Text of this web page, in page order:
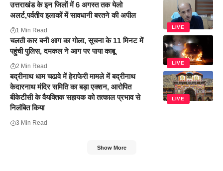
LIVE
उत्तराखंड के इन जिलों में 6 अगस्त तक येलो
अलर्ट,पर्वतीय इलाकों में सावधानी बरतने की अपील
1 Min Read
LIVE
चलती कार बनी आग का गोला, सूचना के 11 मिनट में
पहुंची पुलिस, दमकल ने आग पर पाया काबू
2 Min Read
LIVE
बद्रीनाथ धाम चढावे में हेराफेरी मामले में बद्रीनाथ
केदारनाथ मंदिर समिति का बड़ा एक्शन, आरोपित
बीकेटीसी के वैयक्तिक सहायक को तत्काल प्रभाव से
निलंबित किया
3 Min Read
Show More